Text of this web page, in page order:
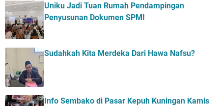
Uniku Jadi Tuan Rumah Pendampingan
Penyusunan Dokumen SPMI
Sudahkah Kita Merdeka Dari Hawa Nafsu?
Info Sembako di Pasar Kepuh Kuningan Kamis